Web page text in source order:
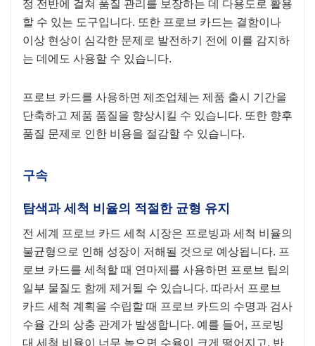
정 전반에 걸쳐 품질 관리를 보장하는 데 다용도로 활용
할 수 있는 도구입니다. 또한 프로브 카드는 결함이나
이상 현상이 심각한 문제로 발전하기 전에 이를 감지하
는 데에도 사용할 수 있습니다.
프로브 카드를 사용하면 제조업체는 제품 출시 기간을
단축하고 제품 품질을 향상시킬 수 있습니다. 또한 향후
품질 문제로 인한 비용을 절감할 수 있습니다.
구속
탐색과 세척 비율의 적절한 균형 유지
전 세계 프로브 카드 세척 시장은 프로빙과 세척 비율의
불균형으로 인해 성장이 저해될 것으로 예상됩니다. 프
로브 카드를 세척할 때 연마제를 사용하면 프로브 팁의
일부 물질도 함께 제거될 수 있습니다. 따라서 프로브
카드 세척 계획을 수립할 때 프로브 카드의 수명과 검사
수율 간의 상충 관계가 발생합니다. 예를 들어, 프로빙
대 세척 비율이 너무 높으면 수율이 크게 떨어지고, 반